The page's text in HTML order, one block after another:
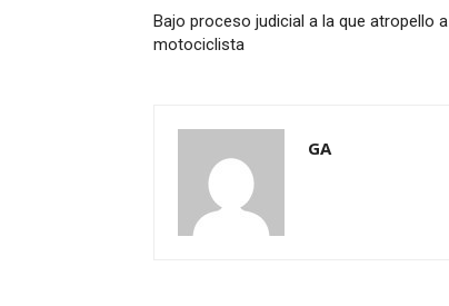
Bajo proceso judicial a la que atropello a
motociclista
GA